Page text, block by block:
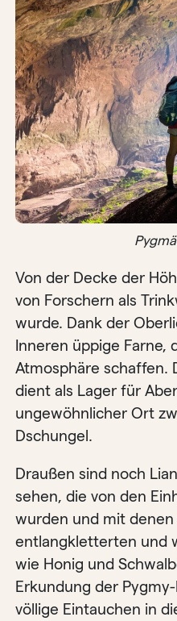
Von der Decke der
von Forschern als
wurde. Dank der
Inneren üppige Farne,
Atmosphäre schaffen.
dient als Lager für
ungewöhnlicher Ort
Dschungel.
Draußen sind noch
sehen, die von den
wurden und mit denen
entlangkletterten und
wie Honig und
Erkundung der
völlige Eintauchen in